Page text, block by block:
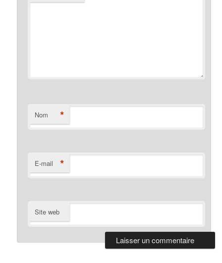
Nom *
E-mail *
Site web